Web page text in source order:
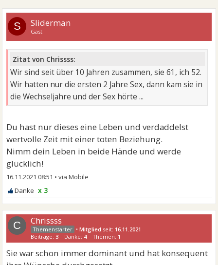
S Sliderman
Gast
Zitat von Chrissss:
Wir sind seit über 10 Jahren zusammen, sie 61, ich 52.
Wir hatten nur die ersten 2 Jahre Sex, dann kam sie in
die Wechseljahre und der Sex hörte ...
Du hast nur dieses eine Leben und verdaddelst
wertvolle Zeit mit einer toten Beziehung.
Nimm dein Leben in beide Hände und werde
glücklich!
16.11.2021 08:51 •
x 3
C Chrissss
•Mitglied seit: 16.11.2021
Beiträge:3 Danke: 4 Themen: 1
Sie war schon immer dominant und hat konsequent